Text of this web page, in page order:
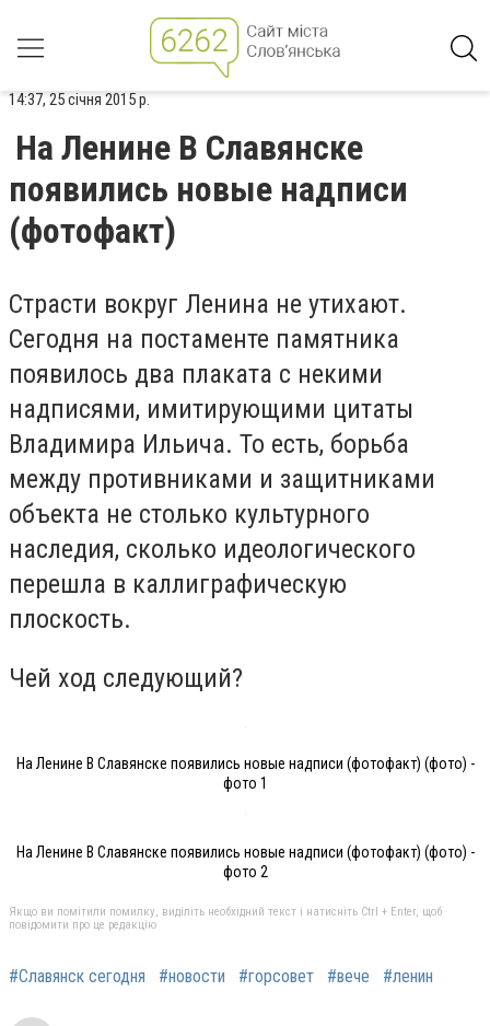
14:37, 25 січня 2015 р.
На Ленине В Славянске
появились новые надписи
(фотофакт)
Страсти вокруг Ленина не утихают.
Сегодня на постаменте памятника
появилось два плаката с некими
надписями, имитирующими цитаты
Владимира Ильича. То есть, борьба
между противниками и защитниками
объекта не столько культурного
наследия, сколько идеологического
перешла в каллиграфическую
плоскость.
Чей ход следующий?
На Ленине В Славянске появились новые надписи (фотофакт) (фото) -
фото 1
На Ленине В Славянске появились новые надписи (фотофакт) (фото) -
фото 2
Якщо ви помітили помилку, виділіть необхідний текст і натисніть Ctrl + Enter, щоб
повідомити про це редакцію
#Славянск сегодня #новости #горсовет #вече #ленин